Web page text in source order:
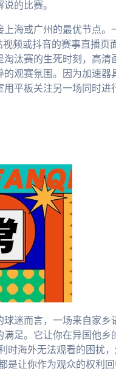
的比赛。
海或广州的最优节点。
频或抖音的赛事直播页
汰赛的生死时刻，高清
观赛氛围。因为加速器
平板关注另一场同时进
迷而言，一场来自家乡
足。它让你在异国他乡
时海外无法观看的困扰
是让你作为观众的权利